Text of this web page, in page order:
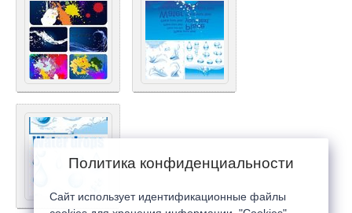
Политика конфиденциальности
Сайт использует идентификационные файлы